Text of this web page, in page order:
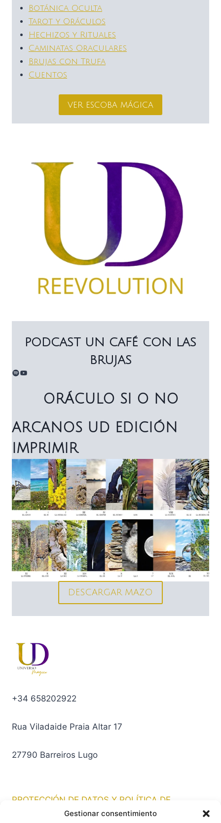
Gestionar consentimiento
Botánica Oculta
Tarot y Oráculos
Hechizos y Rituales
Caminatas Oraculares
Brujas con Trufa
Cuentos
ver escoba mágica
PODCAST UN CAFÉ CON LAS
BRUJAS
Spotify
YouTube
ORÁCULO SI O NO
ARCANOS UD EDICIÓN
IMPRIMIR
DESCARGAR MAZO
+34 658202922
Rua Viladaide Praia Altar 17
27790 Barreiros Lugo
PROTECCIÓN DE DATOS Y POLÍTICA DE